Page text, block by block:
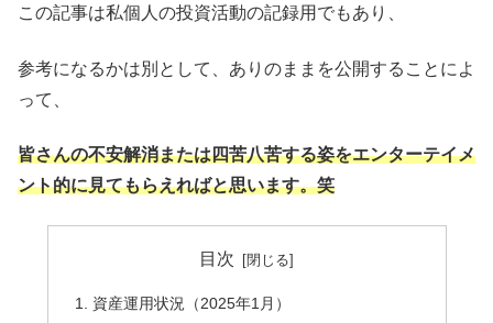
この記事は私個人の投資活動の記録用でもあり、
参考になるかは別として、ありのままを公開することによ
って、
皆さんの不安解消または四苦八苦する姿をエンターテイメ
ント的に見てもらえればと思います。笑
目次
資産運用状況（2025年1月）